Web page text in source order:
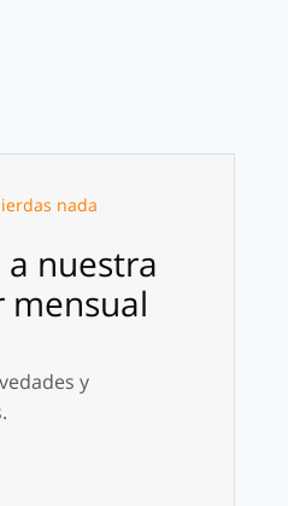
nada
a nuestra
mensual
y